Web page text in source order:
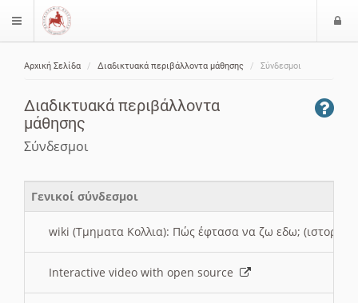
$langMenu
Αρχική Σελίδα Διαδικτυακά περιβάλλοντα μάθησης Σύνδεσμοι
Διαδικτυακά περιβάλλοντα
μάθησης
Σύνδεσμοι
Γενικοί σύνδεσμοι
wiki (Τμηματα Κολλια): Πώς έφτασα να ζω εδω; (ιστορια)
Interactive video with open source